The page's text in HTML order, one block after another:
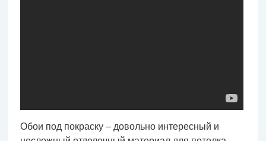
Обои под покраску – довольно интересный и